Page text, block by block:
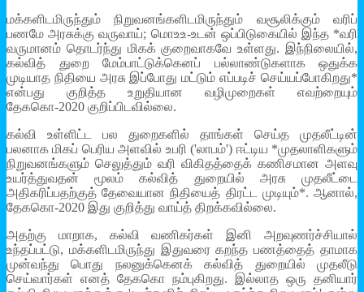
மக்களிடமிருந்தும் நிறுவனங்களிடமிருந்தும் வசூலிக்கும் வரிப்
பணமே அரசுக்கு வருவாய்; மொஉஉ-உடன் ஒப்பிடுகையில் இந்த *வரி
வருமானம் தொடர்ந்து மிகக் குறைவாகவே உள்ளது. இந்நிலையில்,
கல்வித் துறை மேம்பாட்டுக்கெனப் பல்லாண்டுகளாக ஒதுக்க
முடியாத நிதியை அரசு இப்போது மட்டும் எப்படிச் செய்யப்போகிறது*
என்பது குறித்த உறுதியான வழிமுறைகள் எவற்றையும்
தேககொ-2020 குறிப்பிடவில்லை.
கல்வி உள்ளிட்ட பல துறைகளில் தாங்கள் செய்த முதலீட்டின்
பலனாக மிகப் பெரிய அளவில் உபரி ('லாபம்') ஈட்டிய *முதலாளிகளும்
நிறுவனங்களும் செலுத்தும் வரி விகிதத்தைக் கணிசமான அளவு
உயர்த்துவதன் மூலம் கல்வித் துறையில் அரசு முதலீட்டை
அதிகரிப்பதற்குத் தேவையான நிதியைத் திரட்ட முடியும்*. ஆனால்,
தேககொ-2020 இது குறித்து வாய்த் திறக்கவில்லை.
அதற்கு மாறாக, கல்வி வணிகர்கள் இனி அறவுணர்ச்சியால்
உந்தப்பட்டு, மக்களிடமிருந்து இதுவரை கறந்த பணத்தைத் தாமாக
முன்வந்து பொது நலனுக்கெனக் கல்வித் துறையில் முதலீடு
செய்வார்கள் எனத் தேககொ நம்புகிறது. இல்லாத ஒரு தனியார்